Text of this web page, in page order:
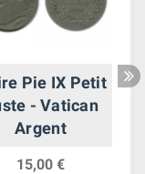
Pie IX Petit
- Vatican
Argent
15,00 €